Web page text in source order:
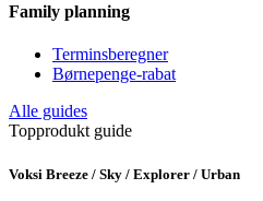
Family planning
Terminsberegner
Børnepenge-rabat
Alle guides
Topprodukt guide
Voksi Breeze / Sky / Explorer / Urban